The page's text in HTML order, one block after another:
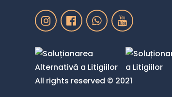
All rights reserved © 2021